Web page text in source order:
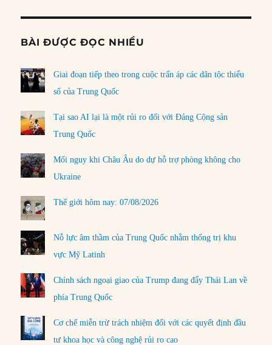
BÀI ĐƯỢC ĐỌC NHIỀU
Giai đoạn tiếp theo trong cuộc trấn áp các dân tộc thiểu
số của Trung Quốc
Tại sao AI lại là một rủi ro đối với Đảng Cộng sản
Trung Quốc
Mối nguy khi Châu Âu do dự hỗ trợ phòng không cho
Ukraine
Thế giới hôm nay: 07/08/2026
Nỗ lực âm thầm của Trung Quốc nhằm thống trị khu
vực Mỹ Latinh
Chính sách ngoại giao của Trump đang đẩy Thái Lan về
phía Trung Quốc
Cơ chế miễn trừ trách nhiệm đối với các quyết định đầu
tư khoa học và công nghệ rủi ro cao